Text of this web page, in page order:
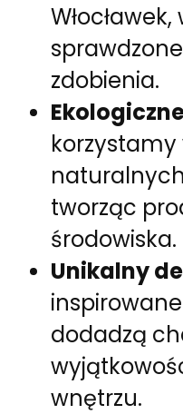
zdobienia.
korzystamy
tworząc
środowiska.
Unikalny
dodadzą
wnętrzu.